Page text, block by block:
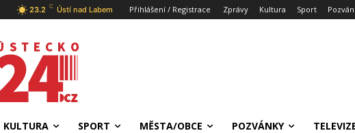
23.2 C Ústí nad Labem Přihlášení / Registrace Zprávy Kultura Sport
KULTURA SPORT MĚSTA/OBCE POZVÁNKY